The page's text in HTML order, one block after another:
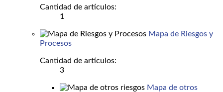
Cantidad de artículos:
1
Mapa de Riesgos y
Procesos
Cantidad de artículos:
3
Mapa de otros